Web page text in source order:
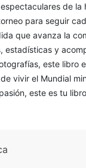
de la
para seguir
que avanza la
estadísticas y
este libro
vivir el Mundial
este es tu